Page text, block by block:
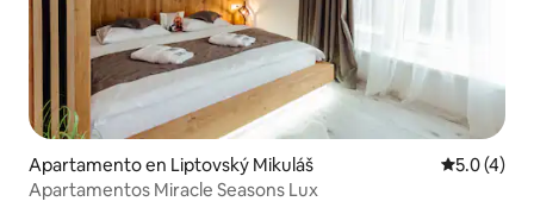
Apartamento en Liptovský Mikuláš
5.0 (4)
Apartamentos Miracle Seasons Lux